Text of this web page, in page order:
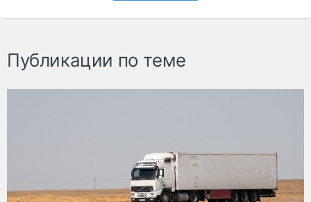
Публикации по теме